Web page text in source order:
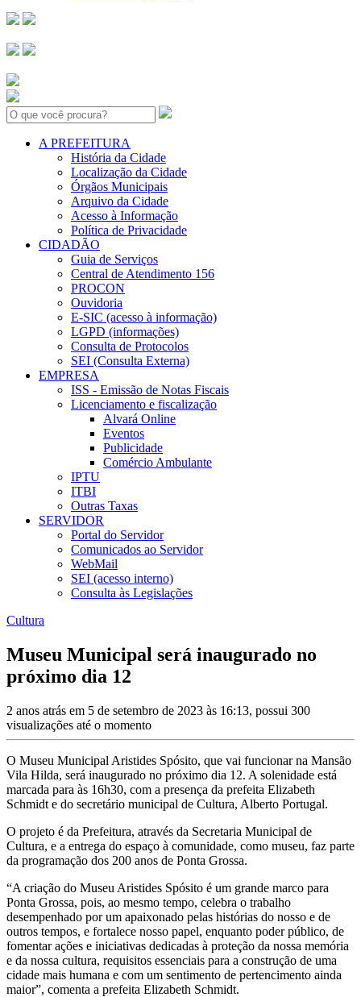
Search:
A PREFEITURA
História da Cidade
Localização da Cidade
Órgãos Municipais
Arquivo da Cidade
Acesso à Informação
Política de Privacidade
CIDADÃO
Guia de Serviços
Central de Atendimento 156
PROCON
Ouvidoria
E-SIC (acesso à informação)
LGPD (informações)
Consulta de Protocolos
SEI (Consulta Externa)
EMPRESA
ISS - Emissão de Notas Fiscais
Licenciamento e fiscalização
Alvará Online
Eventos
Publicidade
Comércio Ambulante
IPTU
ITBI
Outras Taxas
SERVIDOR
Portal do Servidor
Comunicados ao Servidor
WebMail
SEI (acesso interno)
Consulta às Legislações
Cultura
Museu Municipal será inaugurado no
próximo dia 12
2 anos atrás em 5 de setembro de 2023 às 16:13, possui 300
visualizações até o momento
O Museu Municipal Aristides Spósito, que vai funcionar na Mansão
Vila Hilda, será inaugurado no próximo dia 12. A solenidade está
marcada para às 16h30, com a presença da prefeita Elizabeth
Schmidt e do secretário municipal de Cultura, Alberto Portugal.
O projeto é da Prefeitura, através da Secretaria Municipal de
Cultura, e a entrega do espaço à comunidade, como museu, faz parte
da programação dos 200 anos de Ponta Grossa.
“A criação do Museu Aristides Spósito é um grande marco para
Ponta Grossa, pois, ao mesmo tempo, celebra o trabalho
desempenhado por um apaixonado pelas histórias do nosso e de
outros tempos, e fortalece nosso papel, enquanto poder público, de
fomentar ações e iniciativas dedicadas à proteção da nossa memória
e da nossa cultura, requisitos essenciais para a construção de uma
cidade mais humana e com um sentimento de pertencimento ainda
maior”, comenta a prefeita Elizabeth Schmidt.